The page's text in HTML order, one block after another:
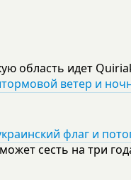
область идет
ветер и
флаг и
сесть на три